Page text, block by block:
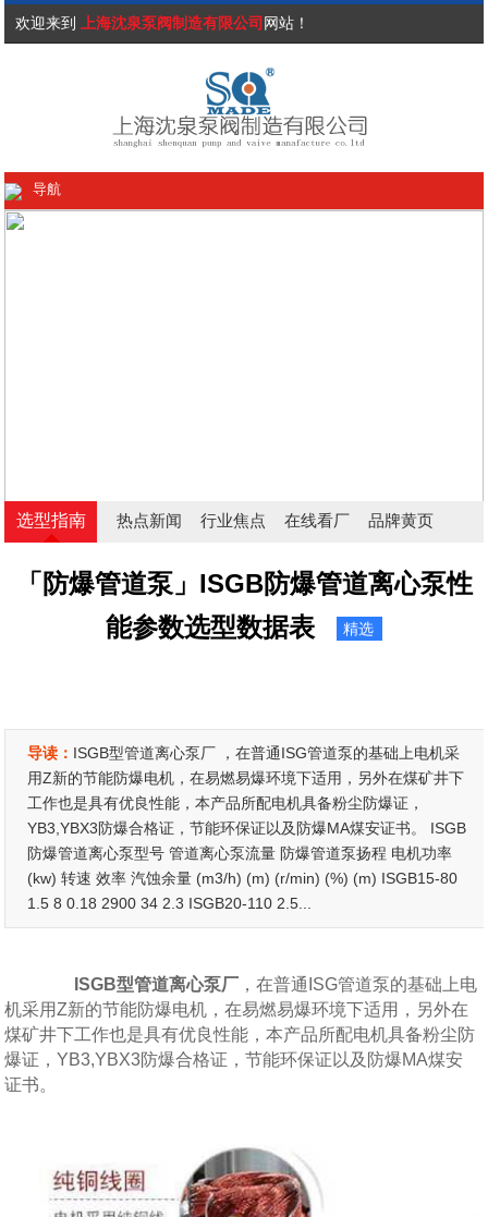
欢迎来到 上海沈泉泵阀制造有限公司 网站！
导航
选型指南 热点新闻 行业焦点 在线看厂 品牌黄页
「防爆管道泵」ISGB防爆管道离心泵性
能参数选型数据表
精选
导读： ISGB型管道离心泵厂 ，在普通ISG管道泵的基础上电机采
用Z新的节能防爆电机，在易燃易爆环境下适用，另外在煤矿井下
工作也是具有优良性能，本产品所配电机具备粉尘防爆证，
YB3,YBX3防爆合格证，节能环保证以及防爆MA煤安证书。 ISGB
防爆管道离心泵型号 管道离心泵流量 防爆管道泵扬程 电机功率
(kw) 转速 效率 汽蚀余量 (m3/h) (m) (r/min) (%) (m) ISGB15-80
1.5 8 0.18 2900 34 2.3 ISGB20-110 2.5...
ISGB型管道离心泵厂 ，在普通ISG管道泵的基础上电
机采用Z新的节能防爆电机，在易燃易爆环境下适用，另外在
煤矿井下工作也是具有优良性能，本产品所配电机具备粉尘防
爆证，YB3,YBX3防爆合格证，节能环保证以及防爆MA煤安
证书。